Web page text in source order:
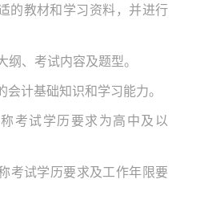
的教材和学习资料，并进行
纲、考试内容及题型。
会计基础知识和学习能力。
考试学历要求为高中及以
考试学历要求及工作年限要